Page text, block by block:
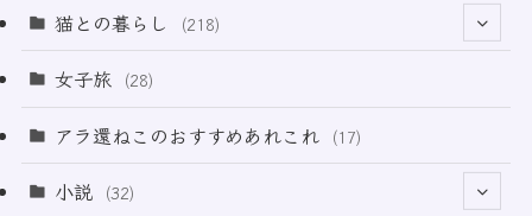
(2)
(33)
(3)
猫との暮らし (218)
(21)
女子旅 (28)
アラ還ねこのおすすめあれこれ (17)
小説 (32)